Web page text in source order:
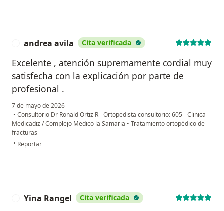
andrea avila Cita verificada
Excelente , atención supremamente cordial muy
satisfecha con la explicación por parte de
profesional .
7 de mayo de 2026
• Consultorio Dr Ronald Ortiz R - Ortopedista consultorio: 605 - Clinica
Medicadiz / Complejo Medico la Samaria • Tratamiento ortopédico de
fracturas
• en opinión del usuario andrea avila
Reportar
Yina Rangel Cita verificada